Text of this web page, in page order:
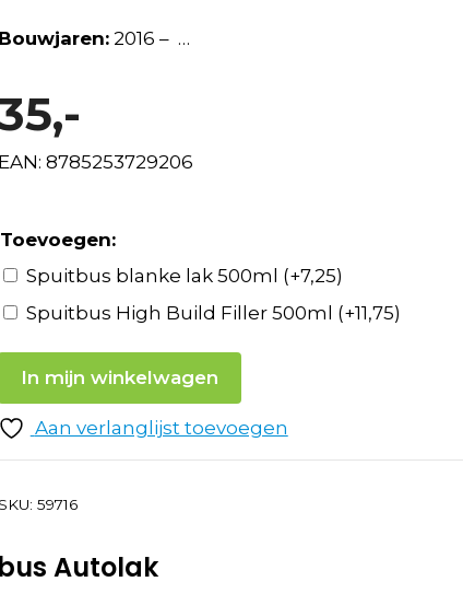
Bouwjaren:2016 – …
EAN: 8785253729206
Toevoegen:
Spuitbus blanke lak 500ml (+7,25)
Spuitbus High Build Filler 500ml (+11,75)
In mijn winkelwagen
Aan verlanglijst toevoegen
SKU: 59716
Autolak